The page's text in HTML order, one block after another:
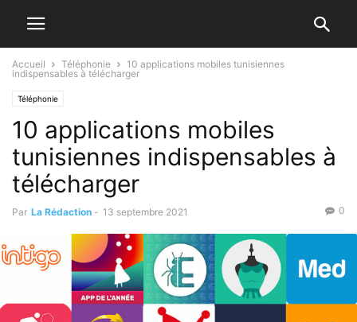
Accueil Téléphonie
10 applications mobiles tunisiennes
indispensables à télécharger
Téléphonie
10 applications mobiles
tunisiennes indispensables à
télécharger
Par La Rédaction - 13 septembre 2021 0